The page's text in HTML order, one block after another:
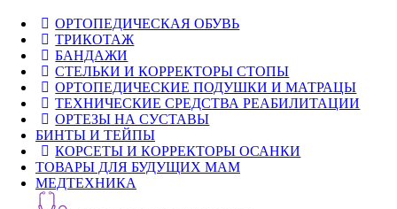
ОРТОПЕДИЧЕСКАЯ ОБУВЬ
ТРИКОТАЖ
БАНДАЖИ
СТЕЛЬКИ И КОРРЕКТОРЫ СТОПЫ
ОРТОПЕДИЧЕСКИЕ ПОДУШКИ И МАТРАЦЫ
ТЕХНИЧЕСКИЕ СРЕДСТВА РЕАБИЛИТАЦИИ
ОРТЕЗЫ НА СУСТАВЫ
БИНТЫ И ТЕЙПЫ
КОРСЕТЫ И КОРРЕКТОРЫ ОСАНКИ
ТОВАРЫ ДЛЯ БУДУЩИХ МАМ
МЕДТЕХНИКА